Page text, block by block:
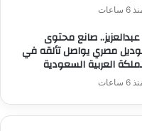
ساعات
عبدالعزيز.. صانع محتوى
مصري يواصل تألقه في
العربية السعودية
ساعات